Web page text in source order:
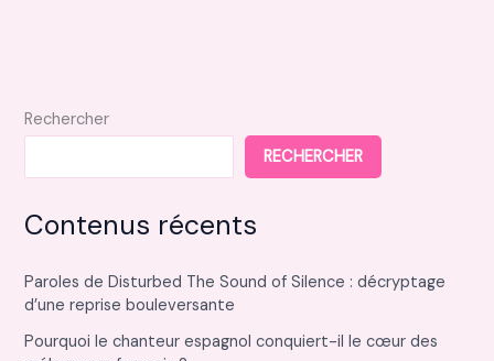
Rechercher
RECHERCHER
Contenus récents
Paroles de Disturbed The Sound of Silence : décryptage
d’une reprise bouleversante
Pourquoi le chanteur espagnol conquiert-il le cœur des